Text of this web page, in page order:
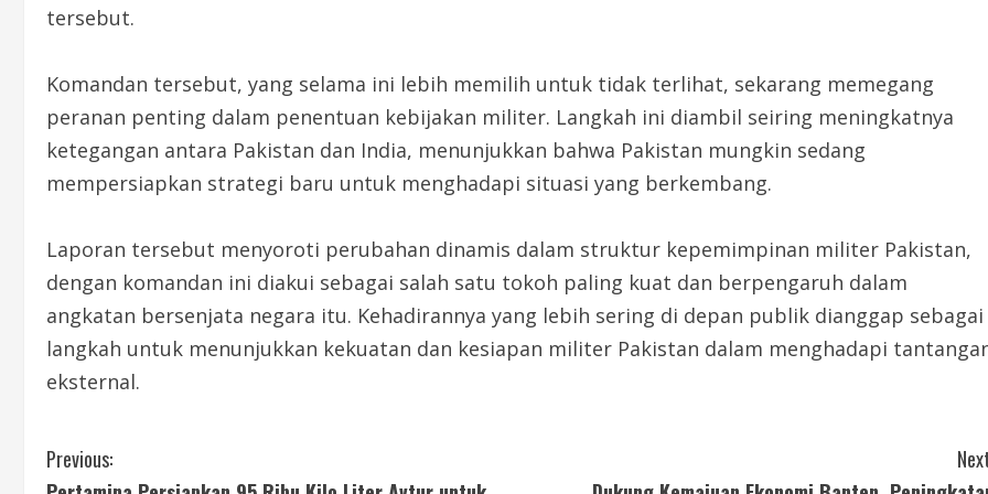
tersebut.
Komandan tersebut, yang selama ini lebih memilih untuk tidak terlihat, sekarang memegang
peranan penting dalam penentuan kebijakan militer. Langkah ini diambil seiring meningkatnya
ketegangan antara Pakistan dan India, menunjukkan bahwa Pakistan mungkin sedang
mempersiapkan strategi baru untuk menghadapi situasi yang berkembang.
Laporan tersebut menyoroti perubahan dinamis dalam struktur kepemimpinan militer Pakistan,
dengan komandan ini diakui sebagai salah satu tokoh paling kuat dan berpengaruh dalam
angkatan bersenjata negara itu. Kehadirannya yang lebih sering di depan publik dianggap sebagai
langkah untuk menunjukkan kekuatan dan kesiapan militer Pakistan dalam menghadapi
eksternal.
C
Previous: